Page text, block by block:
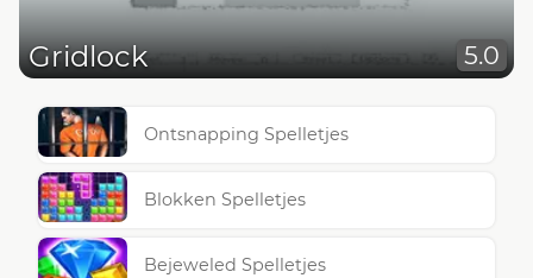
Gridlock 5.0
Ontsnapping Spelletjes
Blokken Spelletjes
Bejeweled Spelletjes